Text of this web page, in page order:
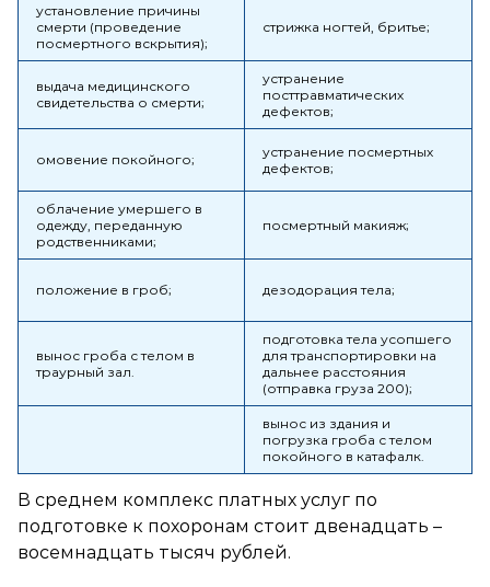
установление причины
смерти (проведение
посмертного вскрытия);
стрижка ногтей, бритье;
выдача медицинского
свидетельства о смерти;
устранение
посттравматических
дефектов;
омовение покойного;
устранение посмертных
дефектов;
облачение умершего в
одежду, переданную
родственниками;
посмертный макияж;
положение в гроб; дезодорация тела;
вынос гроба с телом в
траурный зал.
подготовка тела усопшего
для транспортировки на
дальнее расстояния
(отправка груза 200);
вынос из здания и
погрузка гроба с телом
покойного в катафалк.
В среднем комплекс платных услуг по
подготовке к похоронам стоит двенадцать –
восемнадцать тысяч рублей.